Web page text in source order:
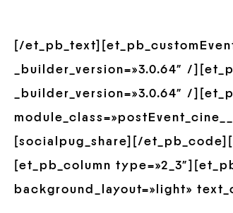
[/
_builder_version=»3.0.64″ /
_builder_version=»3.0.64″ /
[socialpug_share][/
[et_pb_column
background_layout=»light»